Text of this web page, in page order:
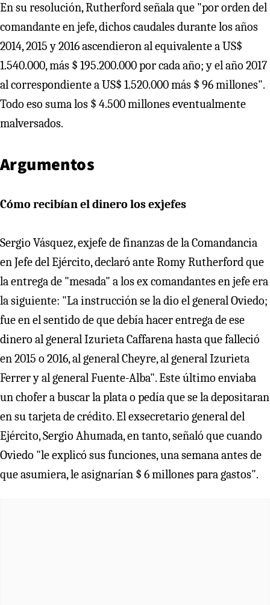
En su resolución, Rutherford señala que "por orden del
comandante en jefe, dichos caudales durante los años
2014, 2015 y 2016 ascendieron al equivalente a US$
1.540.000, más $ 195.200.000 por cada año; y el año 2017
al correspondiente a US$ 1.520.000 más $ 96 millones".
Todo eso suma los $ 4.500 millones eventualmente
malversados.
Argumentos
Cómo recibían el dinero los exjefes
Sergio Vásquez, exjefe de finanzas de la Comandancia
en Jefe del Ejército, declaró ante Romy Rutherford que
la entrega de "mesada" a los ex comandantes en jefe era
la siguiente: "La instrucción se la dio el general Oviedo;
fue en el sentido de que debía hacer entrega de ese
dinero al general Izurieta Caffarena hasta que falleció
en 2015 o 2016, al general Cheyre, al general Izurieta
Ferrer y al general Fuente-Alba". Este último enviaba
un chofer a buscar la plata o pedía que se la depositaran
en su tarjeta de crédito. El exsecretario general del
Ejército, Sergio Ahumada, en tanto, señaló que cuando
Oviedo "le explicó sus funciones, una semana antes de
que asumiera, le asignarían $ 6 millones para gastos".